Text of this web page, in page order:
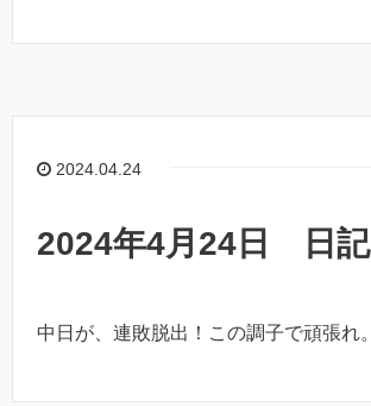
2024.04.24
2024年4月24日 日記
中日が、連敗脱出！この調子で頑張れ。